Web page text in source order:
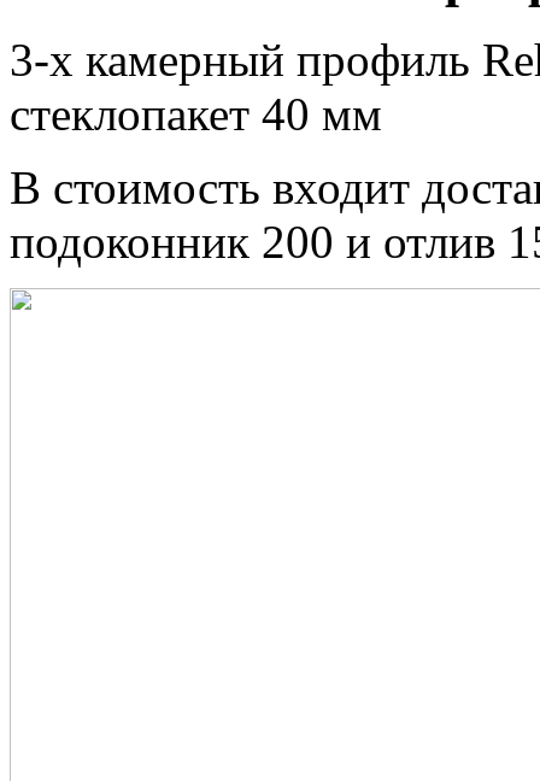
3-х камерный профиль
стеклопакет 40 мм
В стоимость входит
подоконник 200 и отлив